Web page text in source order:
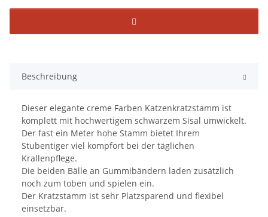
Beschreibung
Dieser elegante creme Farben Katzenkratzstamm ist
komplett mit hochwertigem schwarzem Sisal umwickelt.
Der fast ein Meter hohe Stamm bietet Ihrem
Stubentiger viel kompfort bei der täglichen
Krallenpflege.
Die beiden Bälle an Gummibändern laden zusätzlich
noch zum toben und spielen ein.
Der Kratzstamm ist sehr Platzsparend und flexibel
einsetzbar.